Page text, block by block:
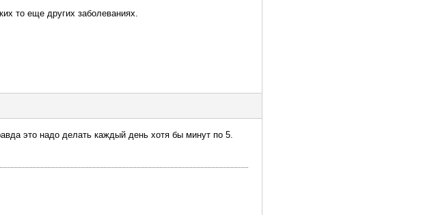
то еще других заболеваниях.
это надо делать каждый день хотя бы минут по 5.